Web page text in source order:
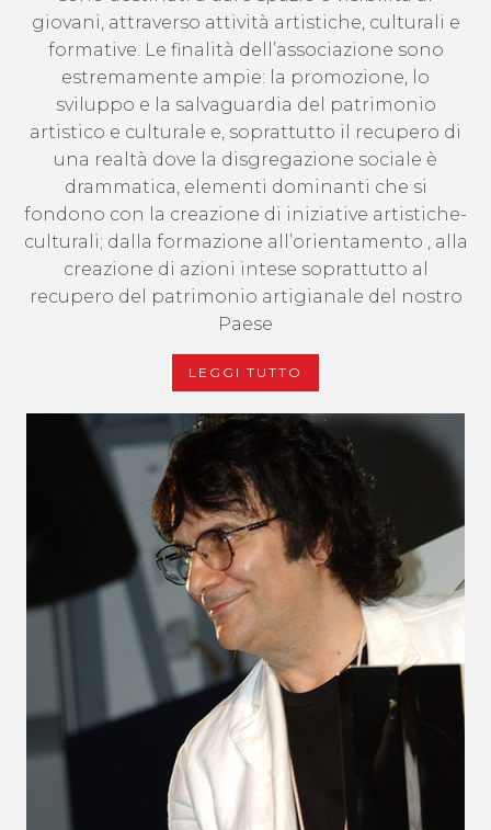
giovani, attraverso attività artistiche, culturali e
formative. Le finalità dell’associazione sono
estremamente ampie: la promozione, lo
sviluppo e la salvaguardia del patrimonio
artistico e culturale e, soprattutto il recupero di
una realtà dove la disgregazione sociale è
drammatica, elementi dominanti che si
fondono con la creazione di iniziative artistiche-
culturali; dalla formazione all’orientamento , alla
creazione di azioni intese soprattutto al
recupero del patrimonio artigianale del nostro
Paese
LEGGI TUTTO